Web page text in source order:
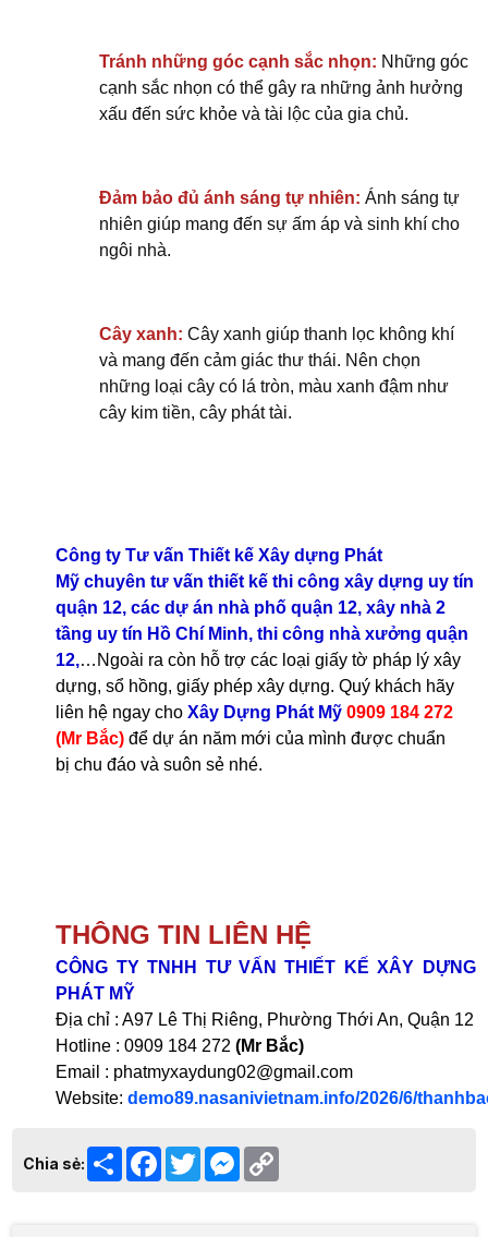
Tránh những góc cạnh sắc nhọn: Những góc
cạnh sắc nhọn có thể gây ra những ảnh hưởng
xấu đến sức khỏe và tài lộc của gia chủ.
Đảm bảo đủ ánh sáng tự nhiên:Ánh sáng tự
nhiên giúp mang đến sự ấm áp và sinh khí cho
ngôi nhà.
Cây xanh: Cây xanh giúp thanh lọc không khí
và mang đến cảm giác thư thái. Nên chọn
những loại cây có lá tròn, màu xanh đậm như
cây kim tiền, cây phát tài.
Công ty Tư vấn Thiết kế Xây dựng Phát
Mỹ chuyên tư vấn thiết kế thi côngxây dựng uy tín
quận 12,các dự án nhà phố quận 12,xây nhà 2
tầng uy tín Hồ Chí Min h,thi công nhà xưởng quận
12,…Ngoài ra còn hỗ trợ các loại giấy tờ pháp lý xây
dựng, sổ hồng, giấy phép xây dựng. Quý khách hãy
liên hệ ngay choXây Dựng Phát Mỹ 0909 184 272
(Mr Bắc) đểdự án năm mới của mình được chuẩn
bị chu đáo và suôn sẻ nhé.
THÔNG TIN LIÊN HỆ
CÔNG TY TNHH TƯ VẤN THIẾT KẾ XÂY DỰNG
PHÁT MỸ
Địa chỉ : A97 Lê Thị Riêng, Phường Thới An, Quận 12
Hotline : 0909 184 272 (Mr Bắc)
Email : phatmyxaydung02@gmail.com
Website:demo89.nasanivietnam.info/2026/6/
Chia sẻ: Share Facebook
TwitterMessenger